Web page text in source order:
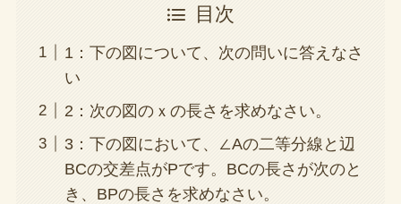
目次
1：下の図について、次の問いに答えなさ
い
2：次の図のｘの長さを求めなさい。
3：下の図において、∠Aの二等分線と辺
BCの交差点がPです。BCの長さが次のと
き、BPの長さを求めなさい。